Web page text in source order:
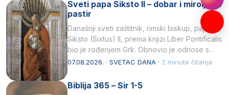
Sveti papa Siksto II – dobar i miroljubiv
pastir
Današnji sveti zaštitnik, rimski biskup, papa
Siksto (Sixtus) II, prema knjizi Liber Pontificalis
bio je rođenjem Grk. Obnovio je odnose s
afričkim…
07.08.2026. · SVETAC DANA · 2 minute čitanja
Biblija 365 – Sir 1-5